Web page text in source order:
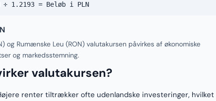
÷ 1.2193 = Beløb i PLN
og Rumænske Leu (RON) valutakursen påvirkes af økonomiske
og markedsstemning.
valutakursen?
renter tiltrækker ofte udenlandske investeringer, hvilket